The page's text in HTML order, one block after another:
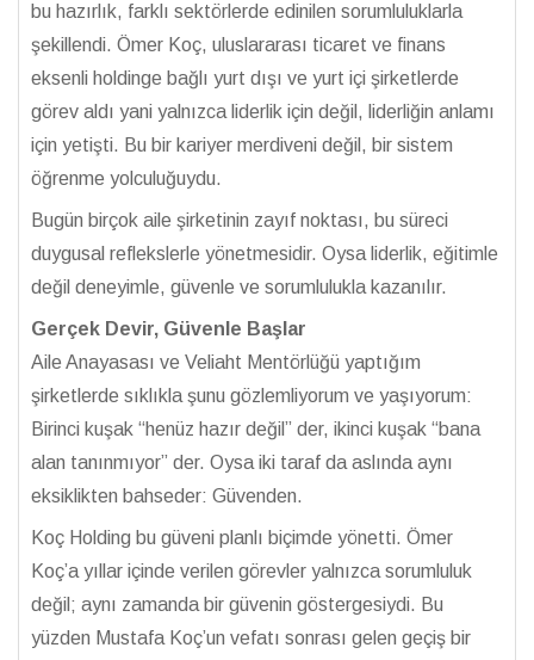
bu hazırlık, farklı sektörlerde edinilen sorumluluklarla
şekillendi. Ömer Koç, uluslararası ticaret ve finans
eksenli holdinge bağlı yurt dışı ve yurt içi şirketlerde
görev aldı yani yalnızca liderlik için değil, liderliğin anlamı
için yetişti. Bu bir kariyer merdiveni değil, bir sistem
öğrenme yolculuğuydu.
Bugün birçok aile şirketinin zayıf noktası, bu süreci
duygusal reflekslerle yönetmesidir. Oysa liderlik, eğitimle
değil deneyimle, güvenle ve sorumlulukla kazanılır.
Gerçek Devir, Güvenle Başlar
Aile Anayasası ve Veliaht Mentörlüğü yaptığım
şirketlerde sıklıkla şunu gözlemliyorum ve yaşıyorum:
Birinci kuşak “henüz hazır değil” der, ikinci kuşak “bana
alan tanınmıyor” der. Oysa iki taraf da aslında aynı
eksiklikten bahseder: Güvenden.
Koç Holding bu güveni planlı biçimde yönetti. Ömer
Koç’a yıllar içinde verilen görevler yalnızca sorumluluk
değil; aynı zamanda bir güvenin göstergesiydi. Bu
yüzden Mustafa Koç’un vefatı sonrası gelen geçiş bir